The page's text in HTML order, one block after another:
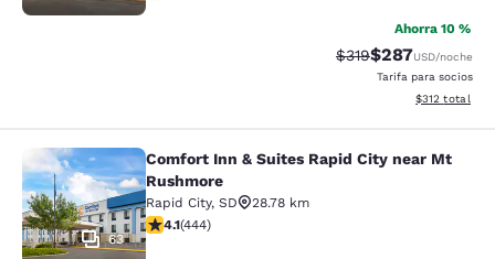
Ahorra 10 %
Precio tachado:
$319Precio con
$287USD/noche
Tarifa para socios
Ver detalles
$312 total
Comfort Inn & Suites Rapid City
63
Comfort Inn & Suites Rapid City near Mt
Rushmore
Rapid City, SD
28.78 km
calificación de 4.14 estrellas. Muy bueno. 444 reseñas
4.1(444)